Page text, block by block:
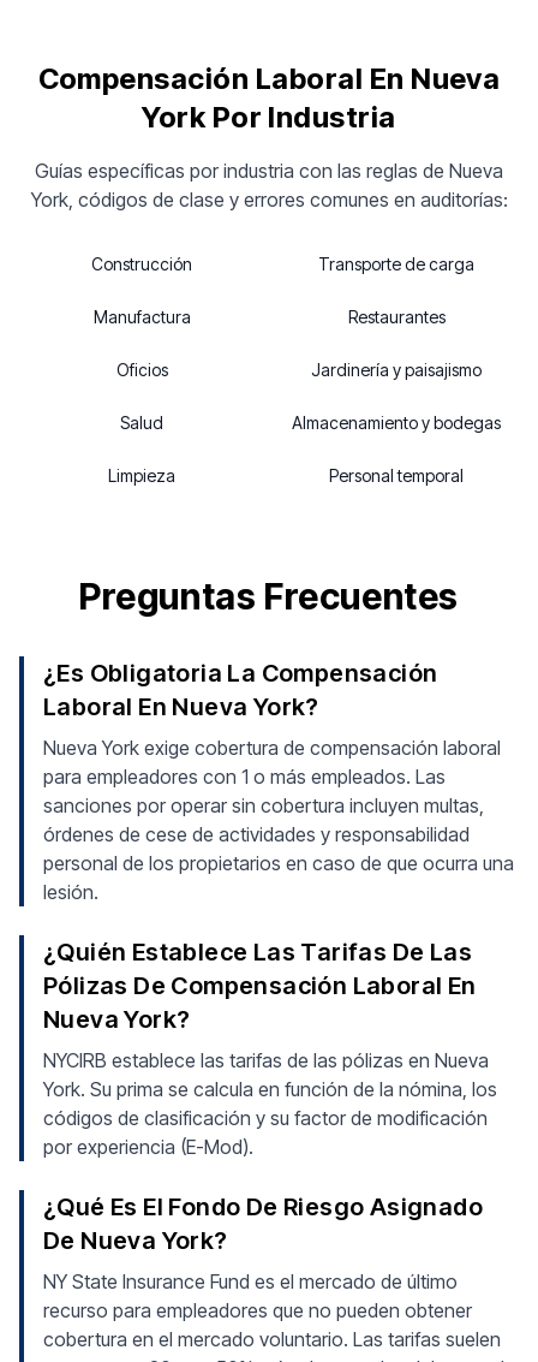
Compensación Laboral En Nueva
York Por Industria
Guías específicas por industria con las reglas de Nueva
York, códigos de clase y errores comunes en auditorías:
Construcción Transporte de carga
Manufactura Restaurantes
Oficios Jardinería y paisajismo
Salud Almacenamiento y bodegas
Limpieza Personal temporal
Preguntas Frecuentes
¿Es Obligatoria La Compensación
Laboral En Nueva York?
Nueva York exige cobertura de compensación laboral
para empleadores con 1 o más empleados. Las
sanciones por operar sin cobertura incluyen multas,
órdenes de cese de actividades y responsabilidad
personal de los propietarios en caso de que ocurra una
lesión.
¿Quién Establece Las Tarifas De Las
Pólizas De Compensación Laboral En
Nueva York?
NYCIRB establece las tarifas de las pólizas en Nueva
York. Su prima se calcula en función de la nómina, los
códigos de clasificación y su factor de modificación
por experiencia (E-Mod).
¿Qué Es El Fondo De Riesgo Asignado
De Nueva York?
NY State Insurance Fund es el mercado de último
recurso para empleadores que no pueden obtener
cobertura en el mercado voluntario. Las tarifas suelen